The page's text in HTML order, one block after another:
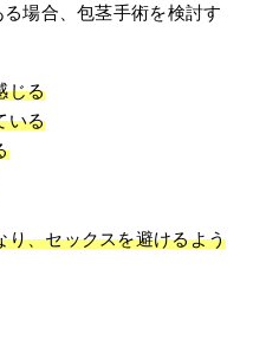
場合、包茎手術を検討す
じる
いる
り、セックスを避けるよう